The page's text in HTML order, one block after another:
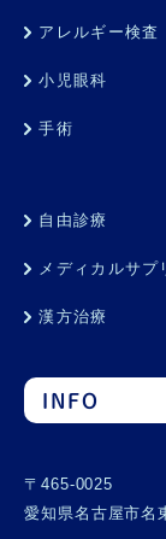
アレルギー検査
小児眼科
手術
自由診療
メディカルサプ
漢方治療
INFO
〒465-0025
愛知県名古屋市名